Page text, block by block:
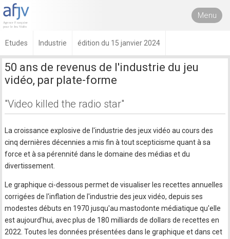
Menu
Etudes Industrie édition du 15 janvier 2024
50 ans de revenus de l'industrie du jeu
vidéo, par plate-forme
"Video killed the radio star"
La croissance explosive de l'industrie des jeux vidéo au cours des
cinq dernières décennies a mis fin à tout scepticisme quant à sa
force et à sa pérennité dans le domaine des médias et du
divertissement.
Le graphique ci-dessous permet de visualiser les recettes annuelles
corrigées de l'inflation de l'industrie des jeux vidéo, depuis ses
modestes débuts en 1970 jusqu'au mastodonte médiatique qu'elle
est aujourd'hui, avec plus de 180 milliards de dollars de recettes en
2022. Toutes les données présentées dans le graphique et dans cet